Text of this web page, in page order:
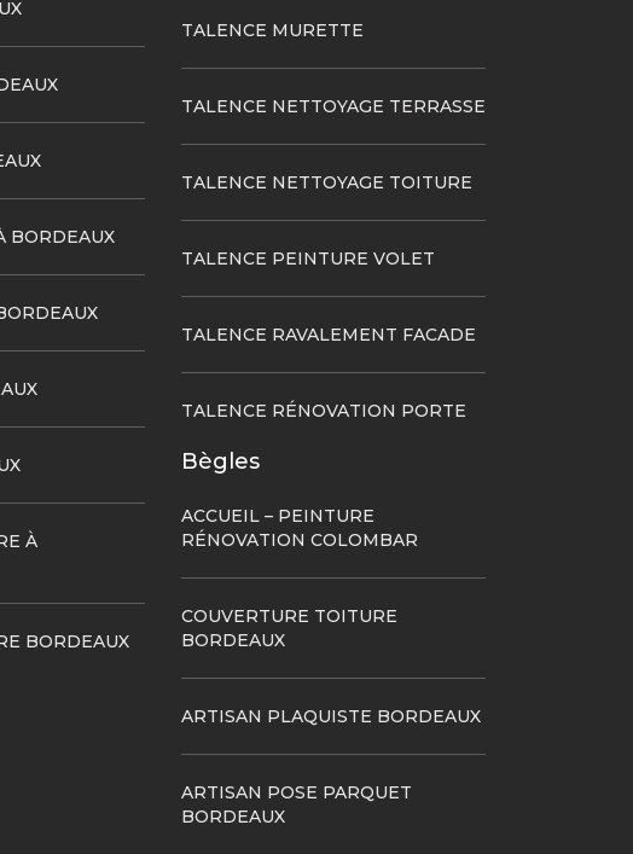
BORDEAUX
À
BORDEAUX
TALENCE MURETTE
TALENCE NETTOYAGE TERRASSE
TALENCE NETTOYAGE TOITURE
TALENCE PEINTURE VOLET
TALENCE RAVALEMENT FACADE
TALENCE RÉNOVATION PORTE
Bègles
ACCUEIL – PEINTURE
RÉNOVATION COLOMBAR
COUVERTURE TOITURE
BORDEAUX
ARTISAN PLAQUISTE BORDEAUX
ARTISAN POSE PARQUET
BORDEAUX